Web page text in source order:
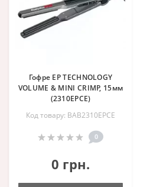
Гофре EP TECHNOLOGY
VOLUME & MINI CRIMP, 15мм
(2310EPCE)
Код товару: BAB2310EPCE
0
0 грн.